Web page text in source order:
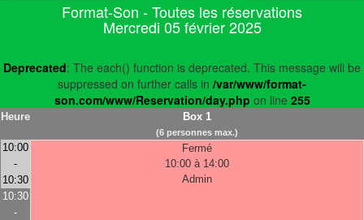
Format-Son - Toutes les réservations
Mercredi 05 février 2025
Deprecated: The each() function is deprecated. This message will be
suppressed on further calls in /var/www/format-
son.com/www/Reservation/day.php on line 255
Heure Box 1
(6 personnes max.)
10:00
-
10:30
Fermé
10:00 à 14:00
Admin
10:30
-